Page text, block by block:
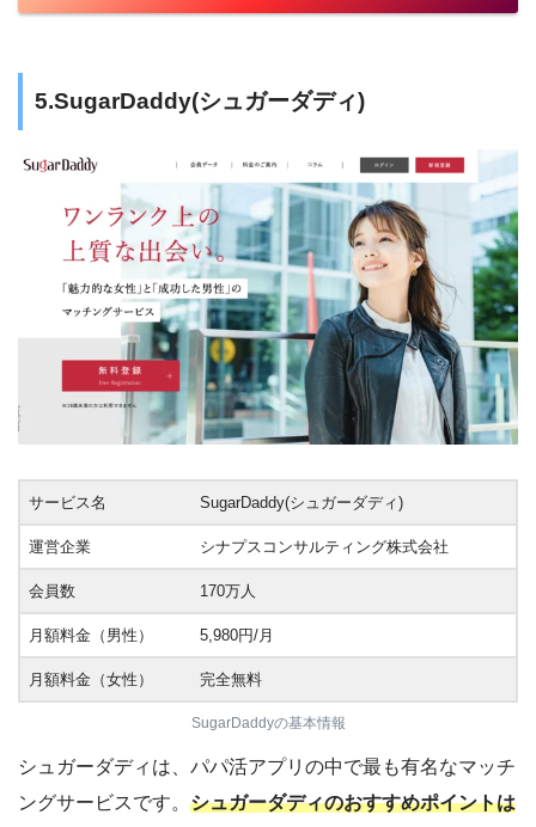
5.SugarDaddy(シュガーダディ)
サービス名 SugarDaddy(シュガーダディ)
運営企業 シナプスコンサルティング株式会社
会員数 170万人
月額料金（男性） 5,980円/月
月額料金（女性） 完全無料
SugarDaddyの基本情報
シュガーダディは、パパ活アプリの中で最も有名なマッチ
ングサービスです。 シュガーダディのおすすめポイントは